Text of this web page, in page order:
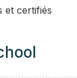
et certifiés